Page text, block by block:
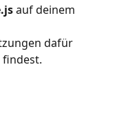
auf deinem
dafür